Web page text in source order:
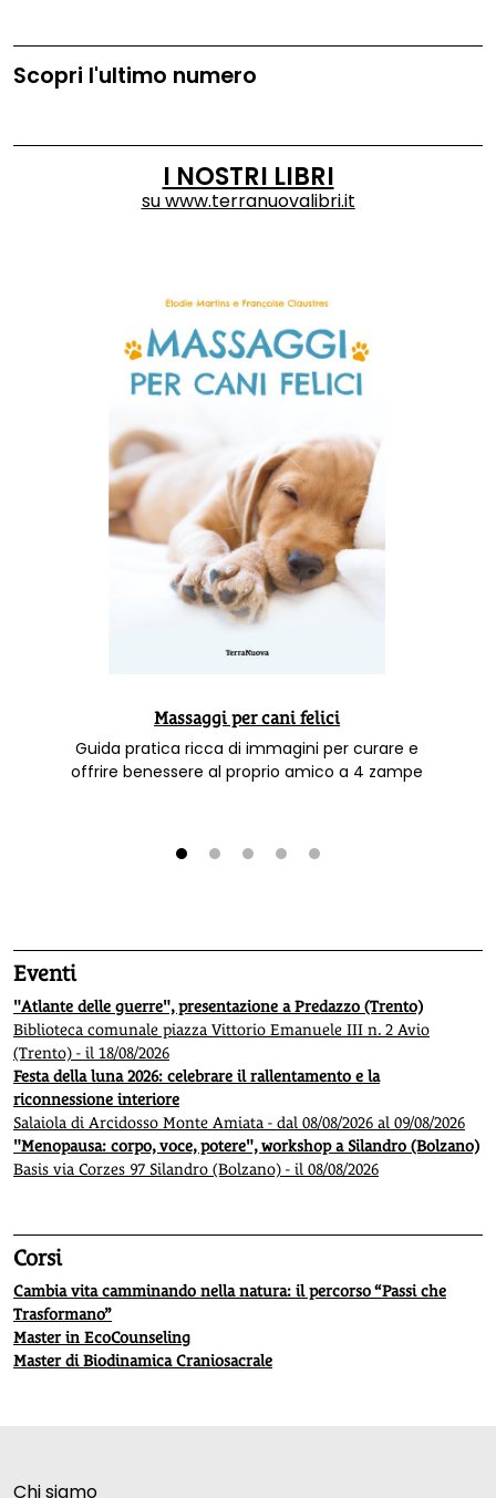
Scopri l'ultimo numero
I NOSTRI LIBRI
suwww.terranuovalibri.it
Massaggi per cani felici
Guida pratica ricca di immagini per curare e
offrire benessere al proprio amico a 4 zampe
Eventi
"Atlante delle guerre", presentazione a Predazzo (Trento)
Biblioteca comunale piazza Vittorio Emanuele III n. 2 Avio
(Trento) - il 18/08/2026
Festa della luna 2026: celebrare il rallentamento e la
riconnessione interiore
Salaiola di Arcidosso Monte Amiata - dal 08/08/2026 al 09/08/2026
"Menopausa: corpo, voce, potere", workshop a Silandro (Bolzano)
Basis via Corzes 97 Silandro (Bolzano) - il 08/08/2026
Corsi
Cambia vita camminando nella natura: il percorso “Passi che
Trasformano”
Master in EcoCounseling
Master di Biodinamica Craniosacrale
Chi siamo